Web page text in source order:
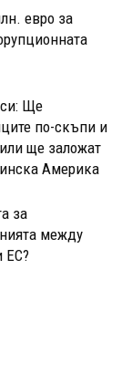
евро за
Ще
по-скъпи и
ще заложат
Америка
за
между
ЕС?